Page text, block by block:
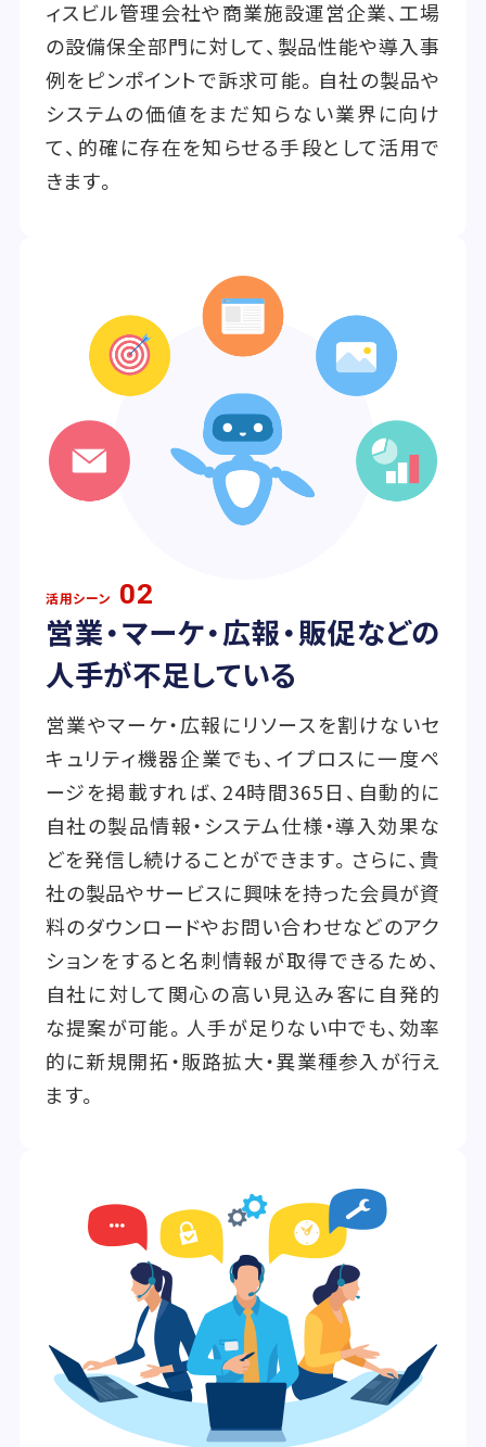
ィスビル管理会社や商業施設運営企業、工場
の設備保全部門に対して、製品性能や導入事
例をピンポイントで訴求可能。自社の製品や
システムの価値をまだ知らない業界に向け
て、的確に存在を知らせる手段として活用で
きます。
活用シーン 02
営業・マーケ・広報・販促などの
人手が不足している
営業やマーケ・広報にリソースを割けないセ
キュリティ機器企業でも、イプロスに一度ペ
ージを掲載すれば、24時間365日、自動的に
自社の製品情報・システム仕様・導入効果な
どを発信し続けることができます。さらに、貴
社の製品やサービスに興味を持った会員が資
料のダウンロードやお問い合わせなどのアク
ションをすると名刺情報が取得できるため、
自社に対して関心の高い見込み客に自発的
な提案が可能。人手が足りない中でも、効率
的に新規開拓・販路拡大・異業種参入が行え
ます。